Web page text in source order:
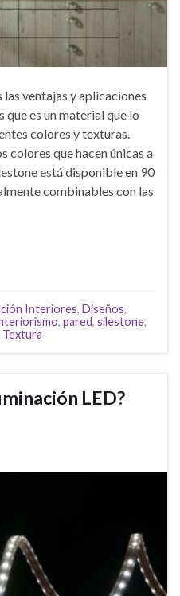
ventajas y aplicaciones
que es un material que lo
colores y texturas.
colores que hacen únicas a
está disponible en 90
combinables con las
Interiores, Diseños,
, pared, silestone,
Textura
LED?